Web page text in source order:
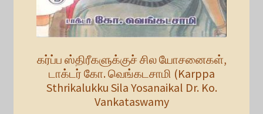
கர்ப்ப ஸ்திரீகளுக்குச் சில யோசனைகள்,
டாக்டர் கோ. வெங்கடசாமி (Karppa
Sthrikalukku Sila Yosanaikal Dr. Ko.
Vankataswamy